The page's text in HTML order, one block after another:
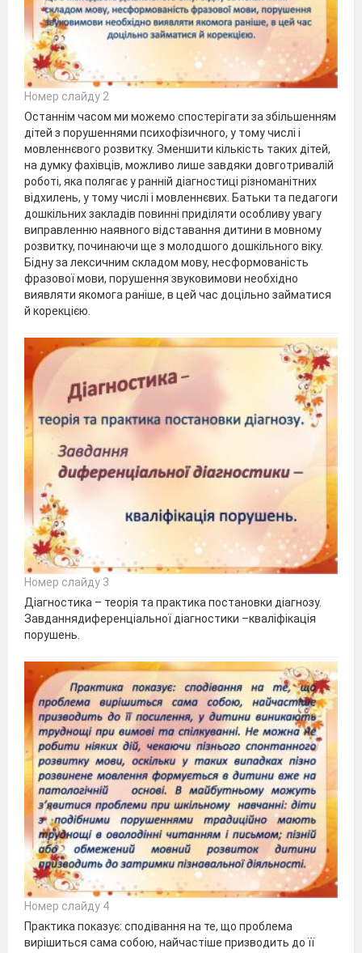
Номер слайду 2
Останнім часом ми можемо спостерігати за збільшенням
дітей з порушеннями психофізичного, у тому числі і
мовленнєвого розвитку. Зменшити кількість таких дітей,
на думку фахівців, можливо лише завдяки довготривалій
роботі, яка полягає у ранній діагностиці різноманітних
відхилень, у тому числі і мовленнєвих. Батьки та педагоги
дошкільних закладів повинні приділяти особливу увагу
виправленню наявного відставання дитини в мовному
розвитку, починаючи ще з молодшого дошкільного віку.
Бідну за лексичним складом мову, несформованість
фразової мови, порушення звуковимови необхідно
виявляти якомога раніше, в цей час доцільно займатися
й корекцією.
Номер слайду 3
Діагностика – теорія та практика постановки діагнозу.
Завданнядиференціальної діагностики –кваліфікація
порушень.
Номер слайду 4
Практика показує: сподівання на те, що проблема
вирішиться сама собою, найчастіше призводить до її